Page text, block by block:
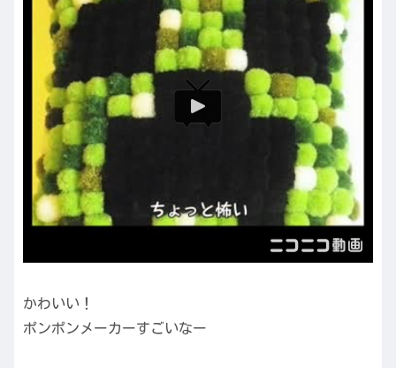
かわいい！
ポンポンメーカーすごいなー